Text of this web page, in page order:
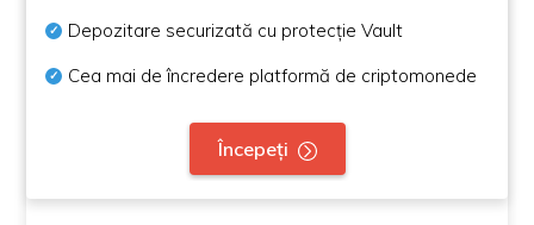
Depozitare securizată cu protecție Vault
Cea mai de încredere platformă de criptomonede
Începeți